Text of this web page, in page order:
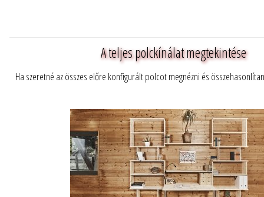
A teljes polckínálat megtekintése
Ha szeretné az összes előre konfigurált polcot megnézni és